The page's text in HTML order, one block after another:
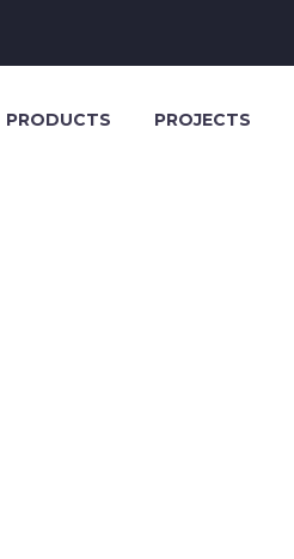
PRODUCTS PROJECTS